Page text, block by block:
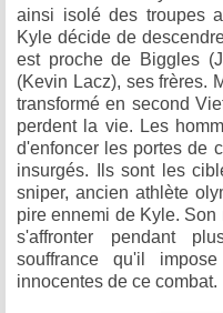
ainsi isolé des troupes
Kyle décide de
est proche de Biggles
(Kevin Lacz), ses frères.
transformé en second
perdent la vie. Les
d'enfoncer les portes de
insurgés. Ils sont les
sniper, ancien athlète
pire ennemi de Kyle.
s'affronter pendant
souffrance qu'il
innocentes de ce combat.